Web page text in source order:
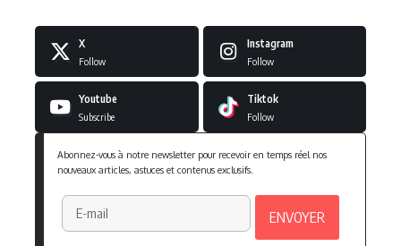
X
Follow
Instagram
Follow
Youtube
Subscribe
Tiktok
Follow
Abonnez-vous à notre newsletter pour recevoir en temps réel nos
nouveaux articles, astuces et contenus exclusifs.